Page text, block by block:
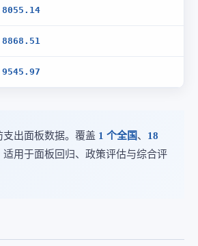
8055.14
8868.51
9545.97
支出面板数据。覆盖 1 个全国、 18
适用于面板回归、政策评估与综合评